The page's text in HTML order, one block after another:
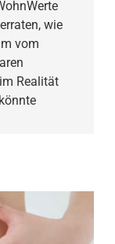
wie
vom
Realität